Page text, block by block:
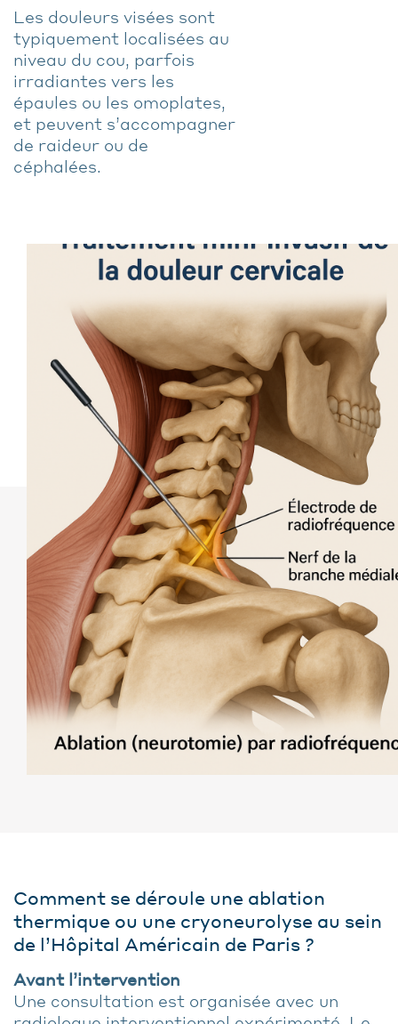
Les douleurs visées sont
typiquement localisées au
niveau du cou, parfois
irradiantes vers les
épaules ou les omoplates,
et peuvent s’accompagner
de raideur ou de
céphalées.
Comment se déroule une ablation
thermique ou une cryoneurolyse au sein
de l’Hôpital Américain de Paris ?
Avant l’intervention
Une consultation est organisée avec un